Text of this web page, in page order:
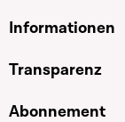
Informationen
Transparenz
Abonnement